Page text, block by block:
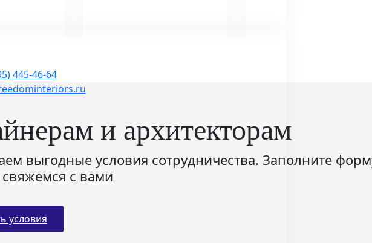
445-46-64
и архитекторам
выгодные условия сотрудничества. Заполните
свяжемся с вами
условия